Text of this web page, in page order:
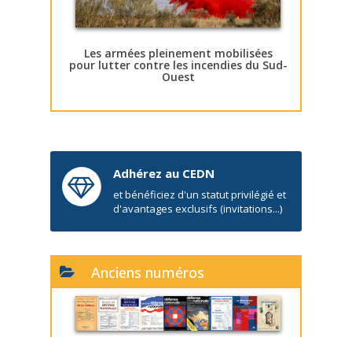
Les armées pleinement mobilisées
pour lutter contre les incendies du Sud-
Ouest
Adhérez au CEDN
et bénéficiez d'un statut privilégié et
d'avantages exclusifs (invitations...)
Anciens numéros